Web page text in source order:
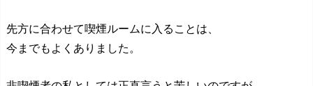
先方に合わせて喫煙ルームに入ることは、
今までもよくありました。